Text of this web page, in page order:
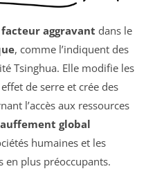
facteur aggravant dans le
, comme l’indiquent des
Tsinghua. Elle modifie les
de serre et crée des
l’accès aux ressources
global
humaines et les
en plus préoccupants.